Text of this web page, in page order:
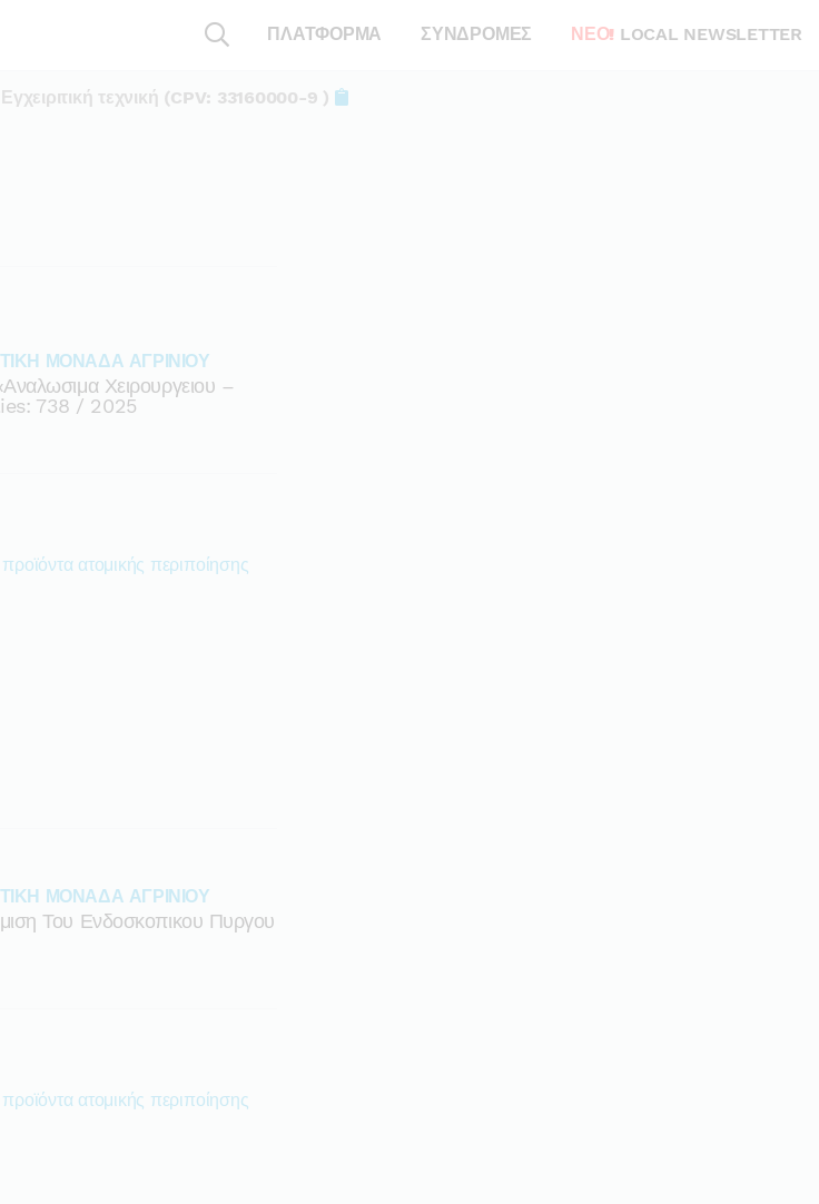
ΠΛΑΤΦΟΡΜΑ ΣΥΝΔΡΟΜΕΣ ΝΕΟ! LOCAL NEWSLETTER
Εγχειριτική τεχνική (CPV: 33160000-9 )
ΜΟΝΑΔΑ ΑΓΡΙΝΙΟΥ
Χειρουργειου –
738 / 2025
ατομικής περιποίησης
ΜΟΝΑΔΑ ΑΓΡΙΝΙΟΥ
Του Ενδοσκοπικου Πυργου
ατομικής περιποίησης